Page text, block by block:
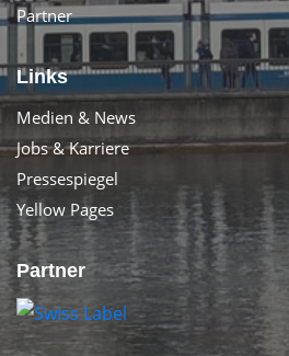
Partner
Links
Medien & News
Jobs & Karriere
Pressespiegel
Yellow Pages
Partner